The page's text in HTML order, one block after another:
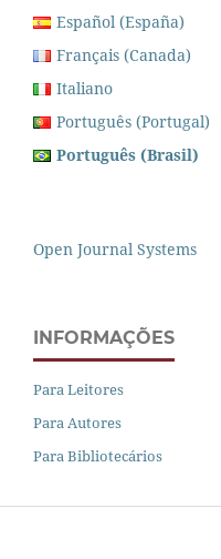
Español (España)
Français (Canada)
Italiano
Português (Portugal)
Português (Brasil)
Open Journal Systems
INFORMAÇÕES
Para Leitores
Para Autores
Para Bibliotecários